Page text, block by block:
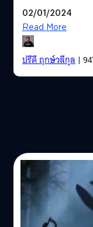
02/01/2024
Read More
ปรีดี ฤกษ์วลีกุล|
29/09/2023
“Dead by
ต่อ”